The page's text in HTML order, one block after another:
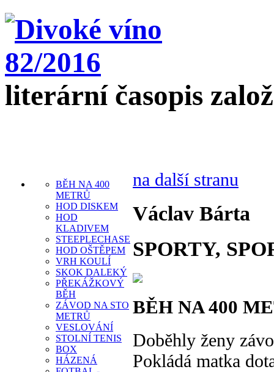
literární časopis
BĚH NA 400
METRŮ
HOD DISKEM
HOD
KLADIVEM
STEEPLECHASE
HOD OŠTĚPEM
VRH KOULÍ
SKOK DALEKÝ
PŘEKÁŽKOVÝ
BĚH
ZÁVOD NA STO
METRŮ
VESLOVÁNÍ
STOLNÍ TENIS
BOX
HÁZENÁ
na další stranu
Václav Bárta
SPORTY,
BĚH NA 400
Doběhly ženy
Pokládá matka